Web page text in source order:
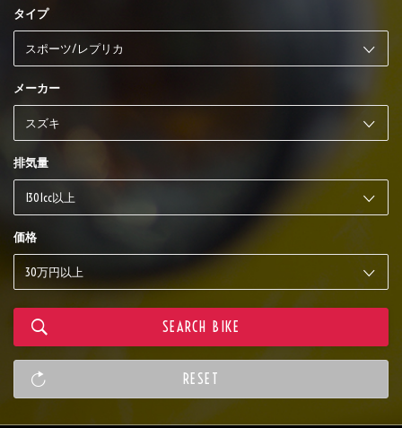
タイプ
メーカー
排気量
価格